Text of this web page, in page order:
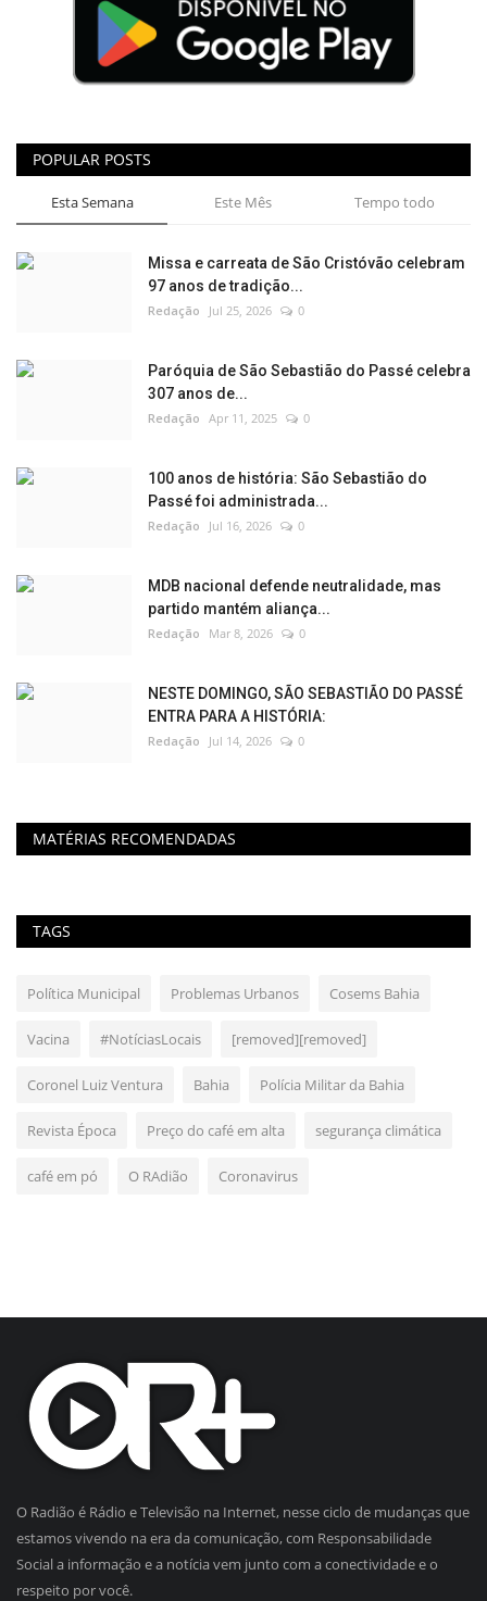
POPULAR POSTS
Esta Semana Este Mês Tempo todo
Missa e carreata de São Cristóvão celebram
97 anos de tradição...
Redação Jul 25, 2026 0
Paróquia de São Sebastião do Passé celebra
307 anos de...
Redação Apr 11, 2025 0
100 anos de história: São Sebastião do
Passé foi administrada...
Redação Jul 16, 2026 0
MDB nacional defende neutralidade, mas
partido mantém aliança...
Redação Mar 8, 2026 0
NESTE DOMINGO, SÃO SEBASTIÃO DO PASSÉ
ENTRA PARA A HISTÓRIA:
Redação Jul 14, 2026 0
MATÉRIAS RECOMENDADAS
TAGS
Política Municipal Problemas Urbanos Cosems Bahia
Vacina #NotíciasLocais [removed][removed]
Coronel Luiz Ventura Bahia Polícia Militar da Bahia
Revista Época Preço do café em alta segurança climática
café em pó O RAdião Coronavirus
O Radião é Rádio e Televisão na Internet, nesse ciclo de mudanças que
estamos vivendo na era da comunicação, com Responsabilidade
Social a informação e a notícia vem junto com a conectividade e o
respeito por você.